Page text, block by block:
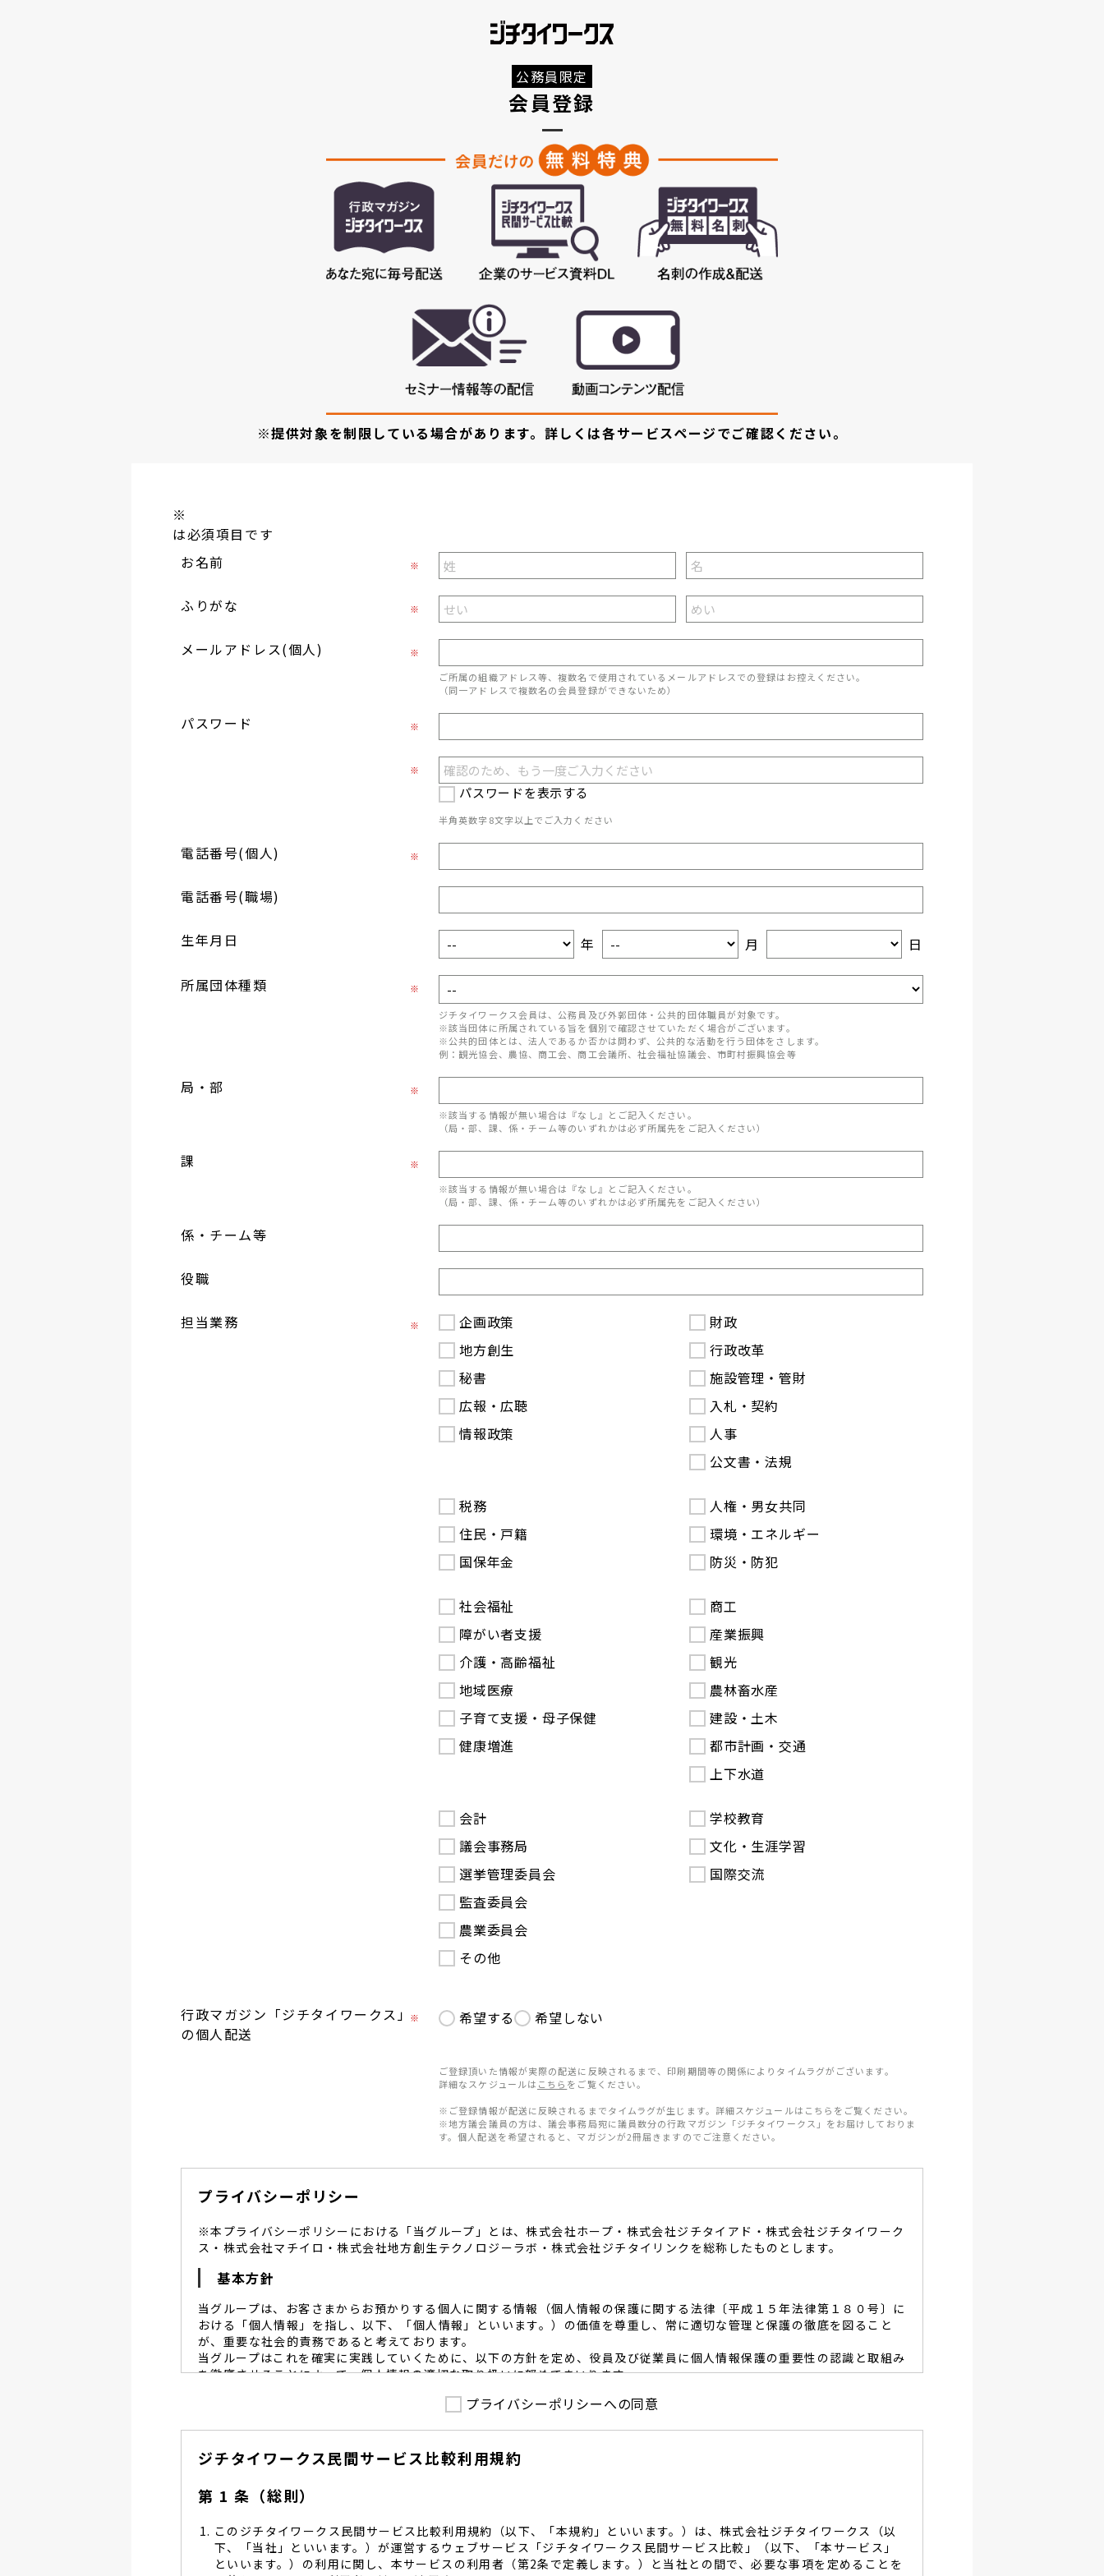
公務員限定
会員登録
※提供対象を制限している場合があります。詳しくは各サービスページでご確認ください。
※
は必須項目です
お名前
※
ふりがな ※
メールアドレス(個人)
※
ご所属の組織アドレス等、複数名で使用されているメールアドレスでの登録はお控えください。
（同一アドレスで複数名の会員登録ができないため）
パスワード ※
※
パスワードを表示する
半角英数字8文字以上でご入力ください
電話番号(個人) ※
電話番号(職場)
生年月日 年 月 日
所属団体種類
※
ジチタイワークス会員は、公務員及び外郭団体・公共的団体職員が対象です。
※該当団体に所属されている旨を個別で確認させていただく場合がございます。
※公共的団体とは、法人であるか否かは問わず、公共的な活動を行う団体をさします。
例：観光協会、農協、商工会、商工会議所、社会福祉協議会、市町村振興協会等
局・部
※
※該当する情報が無い場合は『なし』とご記入ください。
（局・部、課、係・チーム等のいずれかは必ず所属先をご記入ください）
課
※
※該当する情報が無い場合は『なし』とご記入ください。
（局・部、課、係・チーム等のいずれかは必ず所属先をご記入ください）
係・チーム等
役職
担当業務 ※
企画政策
地方創生
秘書
広報・広聴
情報政策
財政
行政改革
施設管理・管財
入札・契約
人事
公文書・法規
税務
住民・戸籍
国保年金
人権・男女共同
環境・エネルギー
防災・防犯
社会福祉
障がい者支援
介護・高齢福祉
地域医療
子育て支援・母子保健
健康増進
商工
産業振興
観光
農林畜水産
建設・土木
都市計画・交通
上下水道
会計
議会事務局
選挙管理委員会
監査委員会
農業委員会
その他
学校教育
文化・生涯学習
国際交流
行政マガジン「ジチタイワークス」
の個人配送
※ 希望する 希望しない
ご登録頂いた情報が実際の配送に反映されるまで、印刷期間等の関係によりタイムラグがございます。
詳細なスケジュールは こちら をご覧ください。
※ご登録情報が配送に反映されるまでタイムラグが生じます。詳細スケジュールはこちらをご覧ください。
※地方議会議員の方は、議会事務局宛に議員数分の行政マガジン「ジチタイワークス」をお届けしておりま
す。個人配送を希望されると、マガジンが2冊届きますのでご注意ください。
プライバシーポリシー
※本プライバシーポリシーにおける「当グループ」とは、株式会社ホープ・株式会社ジチタイアド・株式会社ジチタイワーク
ス・株式会社マチイロ・株式会社地方創生テクノロジーラボ・株式会社ジチタイリンクを総称したものとします。
基本方針
当グループは、お客さまからお預かりする個人に関する情報（個人情報の保護に関する法律〔平成１５年法律第１８０号〕に
おける「個人情報」を指し、以下、「個人情報」といいます。）の価値を尊重し、常に適切な管理と保護の徹底を図ること
が、重要な社会的責務であると考えております。
当グループはこれを確実に実践していくために、以下の方針を定め、役員及び従業員に個人情報保護の重要性の認識と取組み
を徹底させることによって、個人情報の適切な取り扱いに努めてまいります。
当グループは、個人情報保護に係る法令その他の規範を遵守するとともに、本ポリシーの内容を適宜見直し、その改善と
個人情報保護に努めます。
し、同意を得た必要な範囲内で適切な取得、利用目的の範囲内で利用を致します。
管理を求め、委託先を監督致します。
当グループは、お預かりする個人情報を正確かつ安全に保つとともに、不正アクセス・紛失・破壊・改竄・漏洩等に対す
る予防並びに是正の為、社内規程を整備し、必要かつ適切な措置を講じます。
当グループは、個人情報保護に関する社内のマネジメントシステムを定め、組織体制を整備し、役員及び従業員に徹底致
します。
プライバシーポリシーへの同意
ジチタイワークス民間サービス比較利用規約
第 1 条（総則）
このジチタイワークス民間サービス比較利用規約（以下、「本規約」といいます。）は、株式会社ジチタイワークス（以
下、「当社」といいます。）が運営するウェブサービス「ジチタイワークス民間サービス比較」（以下、「本サービス」
といいます。）の利用に関し、本サービスの利用者（第2条で定義します。）と当社との間で、必要な事項を定めることを